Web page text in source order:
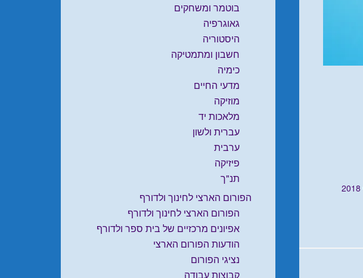
בוטמר ומשחקים
גאוגרפיה
היסטוריה
חשבון ומתמטיקה
כימיה
מדעי החיים
מוזיקה
מלאכות יד
עברית ולשון
ערבית
פיזיקה
תנ"ך
הפורום הארצי לחינוך ולדורף
הפורום הארצי לחינוך ולדורף
אפיונים מרכזיים של בית ספר ולדורף
הודעות הפורום הארצי
נציגי הפורום
קבוצות עבודה